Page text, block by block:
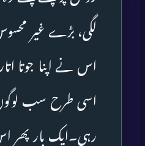
لگی، بڑے غیر
اس نے اپنا جوتا
اسی طرح سب
رہی۔ایک بار پھر